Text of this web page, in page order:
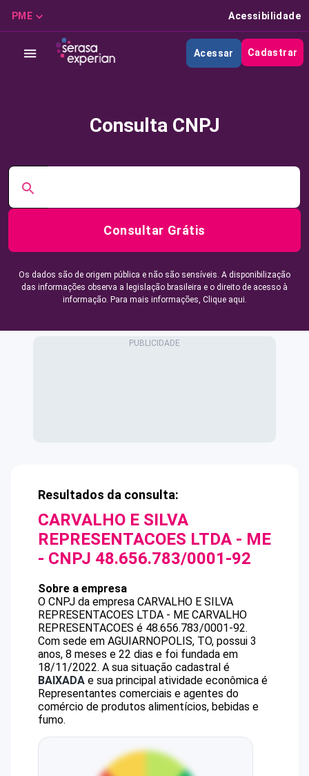
PME Acessibilidade
Acessar Cadastrar
Consulta CNPJ
Consultar Grátis
Os dados são de origem pública e não são sensíveis. A disponibilização
das informações observa a legislação brasileira e o direito de acesso à
informação. Para mais informações, Clique aqui.
Resultados da consulta:
CARVALHO E SILVA
REPRESENTACOES LTDA - ME
- CNPJ 48.656.783/0001-92
Sobre a empresa
O CNPJ da empresa CARVALHO E SILVA
REPRESENTACOES LTDA - ME CARVALHO
REPRESENTACOES é 48.656.783/0001-92.
Com sede em AGUIARNOPOLIS, TO, possui 3
anos, 8 meses e 22 dias e foi fundada em
18/11/2022. A sua situação cadastral é
BAIXADA e sua principal atividade econômica é
Representantes comerciais e agentes do
comércio de produtos alimentícios, bebidas e
fumo.